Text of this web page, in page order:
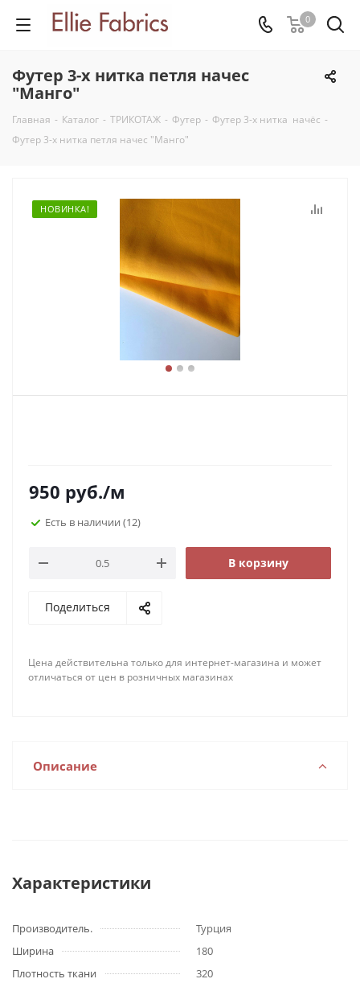
0
Футер 3-х нитка петля начес
"Манго"
Главная - Каталог - ТРИКОТАЖ - Футер - Футер 3-х нитка начёс -
Футер 3-х нитка петля начес "Манго"
НОВИНКА!
950 руб./м
Есть в наличии (12)
В корзину
Поделиться
Цена действительна только для интернет-магазина и может
отличаться от цен в розничных магазинах
Описание
Характеристики
Производитель.
Турция
Ширина
180
Плотность ткани
320